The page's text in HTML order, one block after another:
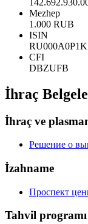
Mezhep
1.000 RUB
ISIN
CFI
DBZUFB
İhraç
İhraç ve
Решение о
İzahname
Проспект
Tahvil programı